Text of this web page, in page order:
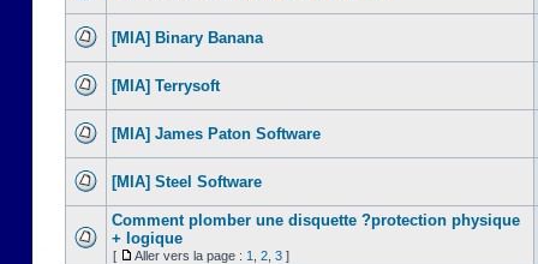
[MIA] Binary Banana
[MIA] Terrysoft
[MIA] James Paton Software
[MIA] Steel Software
Comment plomber une disquette ?protection physique
+ logique
[ Aller vers la page : 1 2 3 ]